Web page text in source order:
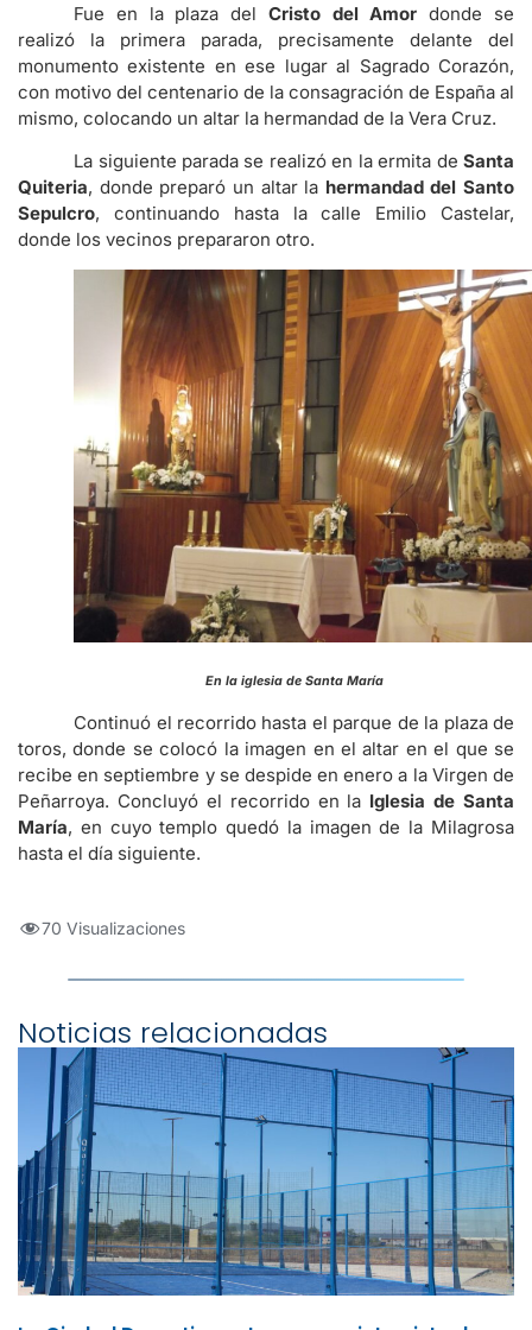
Fue en la plaza del Cristo del Amor donde se
realizó la primera parada, precisamente delante del
monumento existente en ese lugar al Sagrado Corazón,
con motivo del centenario de la consagración de España al
mismo, colocando un altar la hermandad de la Vera Cruz.
La siguiente parada se realizó en la ermita de Santa
Quiteria, donde preparó un altar la hermandad del Santo
Sepulcro, continuando hasta la calle Emilio Castelar,
donde los vecinos prepararon otro.
En la iglesia de Santa María
Continuó el recorrido hasta el parque de la plaza de
toros, donde se colocó la imagen en el altar en el que se
recibe en septiembre y se despide en enero a la Virgen de
Peñarroya. Concluyó el recorrido en la Iglesia de Santa
María, en cuyo templo quedó la imagen de la Milagrosa
hasta el día siguiente.
70 Visualizaciones
Noticias relacionadas